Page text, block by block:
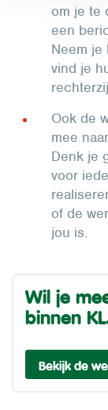
om je te
een
Neem je
vind je
Ook de
mee
Denk je
voor
of de
jou is.
Wil je
binnen
Bekijk de